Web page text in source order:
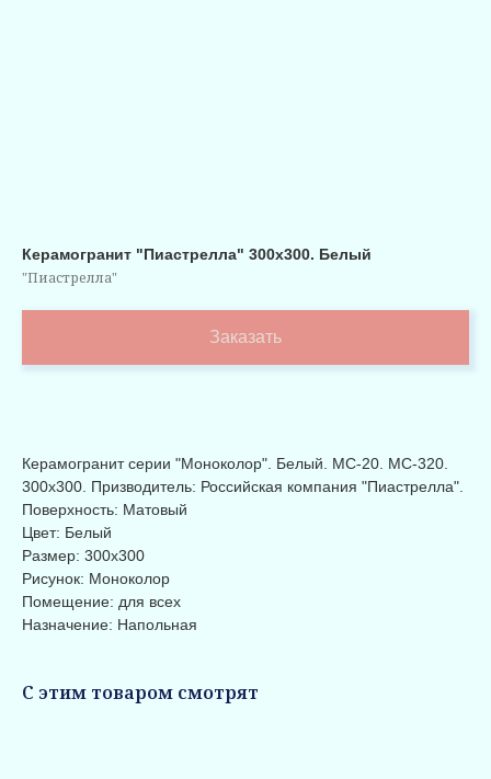
Керамогранит "Пиастрелла" 300х300. Белый
"Пиастрелла"
Заказать
Керамогранит серии "Моноколор". Белый. MC-20. MC-320.
300х300. Призводитель: Российская компания "Пиастрелла".
Поверхность: Матовый
Цвет: Белый
Размер: 300x300
Рисунок: Моноколор
Помещение: для всех
Назначение: Напольная
С этим товаром смотрят